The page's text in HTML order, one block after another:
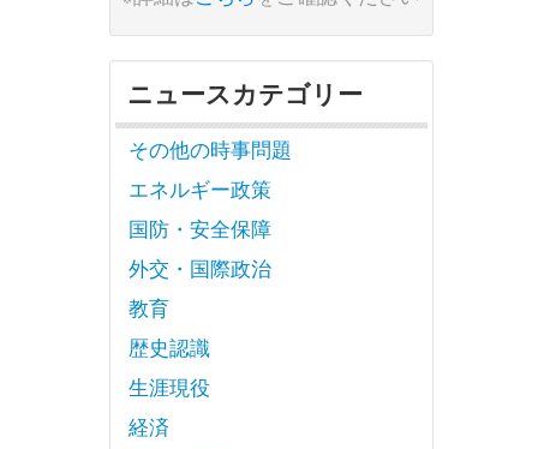
ニュースカテゴリー
その他の時事問題
エネルギー政策
国防・安全保障
外交・国際政治
教育
歴史認識
生涯現役
経済